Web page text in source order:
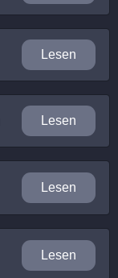
Lesen
Lesen
Lesen
Lesen